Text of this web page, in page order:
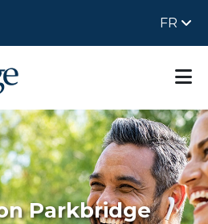
FR
Parkbridge